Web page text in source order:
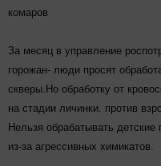
комаров
За месяц в управление
горожан- люди просят
скверы.Но обработку от
на стадии личинки. против
Нельзя обрабатывать
из-за агрессивных химикатов.